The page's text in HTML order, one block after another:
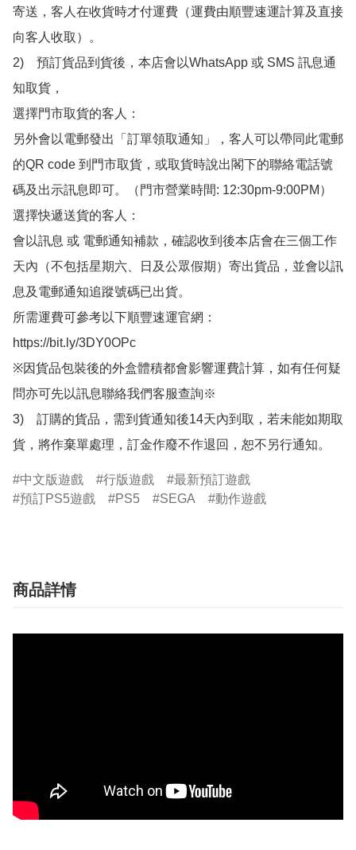
寄送，客人在收貨時才付運費（運費由順豐速運計算及直接
向客人收取）。
2)　預訂貨品到貨後，本店會以WhatsApp 或 SMS 訊息通
知取貨，
選擇門市取貨的客人：
另外會以電郵發出「訂單領取通知」，客人可以帶同此電郵
的QR code 到門市取貨，或取貨時說出閣下的聯絡電話號
碼及出示訊息即可。（門市營業時間: 12:30pm-9:00PM）
選擇快遞送貨的客人：
會以訊息 或 電郵通知補款，確認收到後本店會在三個工作
天內（不包括星期六、日及公眾假期）寄出貨品，並會以訊
息及電郵通知追蹤號碼已出貨。
所需運費可參考以下順豐速運官網：
https://bit.ly/3DY0OPc
※因貨品包裝後的外盒體積都會影響運費計算，如有任何疑
問亦可先以訊息聯絡我們客服查詢※
3)　訂購的貨品，需到貨通知後14天內到取，若未能如期取
貨，將作棄單處理，訂金作廢不作退回，恕不另行通知。
中文版遊戲 行版遊戲
最新預訂遊戲
預訂PS5遊戲
PS5 SEGA 動作遊戲
商品詳情